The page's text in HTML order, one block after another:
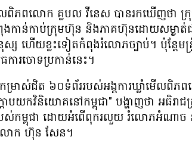
ើល​ពិភពលោក គ្លបល វីនេស បាន​រក​ឃើញ​ថា ក្
ាន់កាប់​ក្រុមហ៊ុន និង​ភាគហ៊ុន​ដោយ​សម្ងាត់​ជ
ស ហើយ​ខ្លះ​ទៀត​កំពុង​រំលោភ​ច្បាប់។ ប៉ុន្តែ​មន្
ការ​ចោទ​ប្រកាន់​នេះ។
ម្រាស់​ជិត ៦០​ទំព័រ​របស់​អង្គការ​ឃ្លាំមើល​ពិ
ដោប​យក​វិនិយោគ​នៅ​កម្ពុជា" បង្ហាញ​ថា អធិរា
បស់​កម្ពុជា ដោយ​អំពើ​ពុករលួយ រំលោភ​អំណាច
ោក ហ៊ុន សែន។